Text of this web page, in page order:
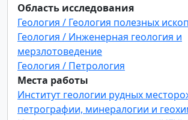
Область исследования
Геология / Геология полезных
Геология / Инженерная геология и
мерзлотоведение
Геология / Петрология
Места работы
Институт геологии рудных
петрографии, минералогии и